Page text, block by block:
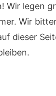
Wir legen
Wir
dieser